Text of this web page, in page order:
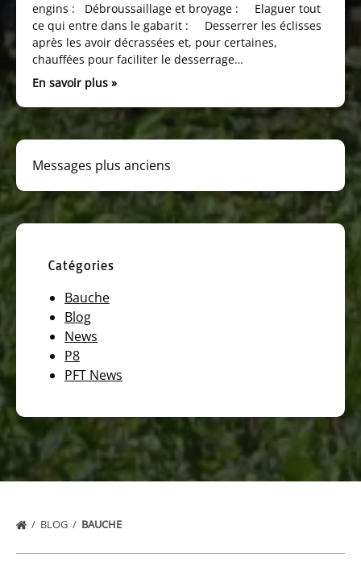
engins : Débroussaillage et broyage : Elaguer tout
ce qui entre dans le gabarit : Desserrer les éclisses
après les avoir décrassées et, pour certaines,
chauffées pour faciliter le desserrage…
En savoir plus »
Messages plus anciens
Catégories
Bauche
Blog
News
P8
PFT News
BLOG BAUCHE